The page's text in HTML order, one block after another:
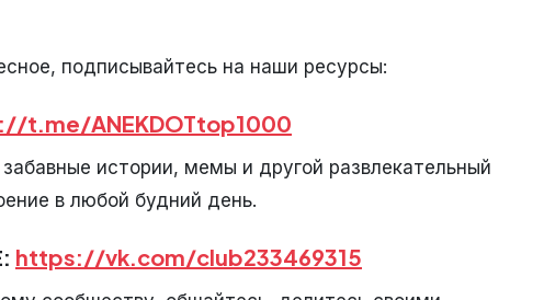
подписывайтесь на наши ресурсы:
t.me/ANEKDOTtop1000
истории, мемы и другой развлекательный
в любой будний день.
https://vk.com/club233469315